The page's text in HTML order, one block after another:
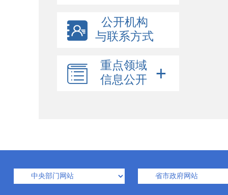
公开机构
与联系方式
重点领域
信息公开